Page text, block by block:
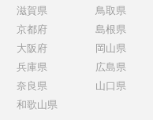
滋賀県
京都府
大阪府
兵庫県
奈良県
和歌山県
鳥取県
島根県
岡山県
広島県
山口県